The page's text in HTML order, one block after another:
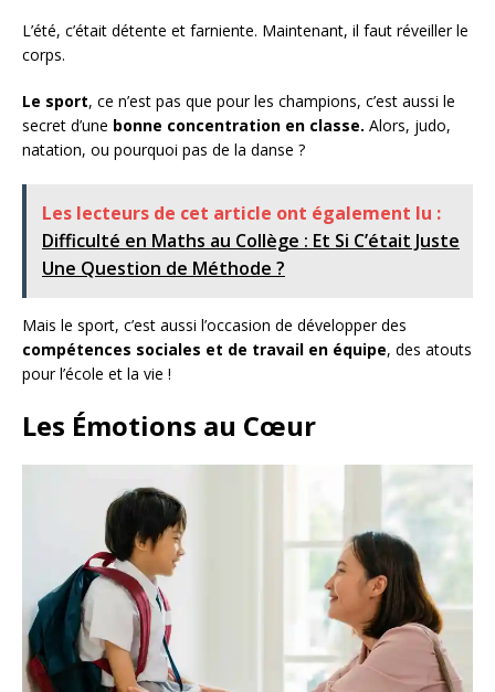
L’été, c’était détente et farniente. Maintenant, il faut réveiller le
corps.
Le sport, ce n’est pas que pour les champions, c’est aussi le
secret d’une bonne concentration en classe. Alors, judo,
natation, ou pourquoi pas de la danse ?
Les lecteurs de cet article ont également lu :
Difficulté en Maths au Collège : Et Si C’était Juste
Une Question de Méthode ?
Mais le sport, c’est aussi l’occasion de développer des
compétences sociales et de travail en équipe, des atouts
pour l’école et la vie !
Les Émotions au Cœur